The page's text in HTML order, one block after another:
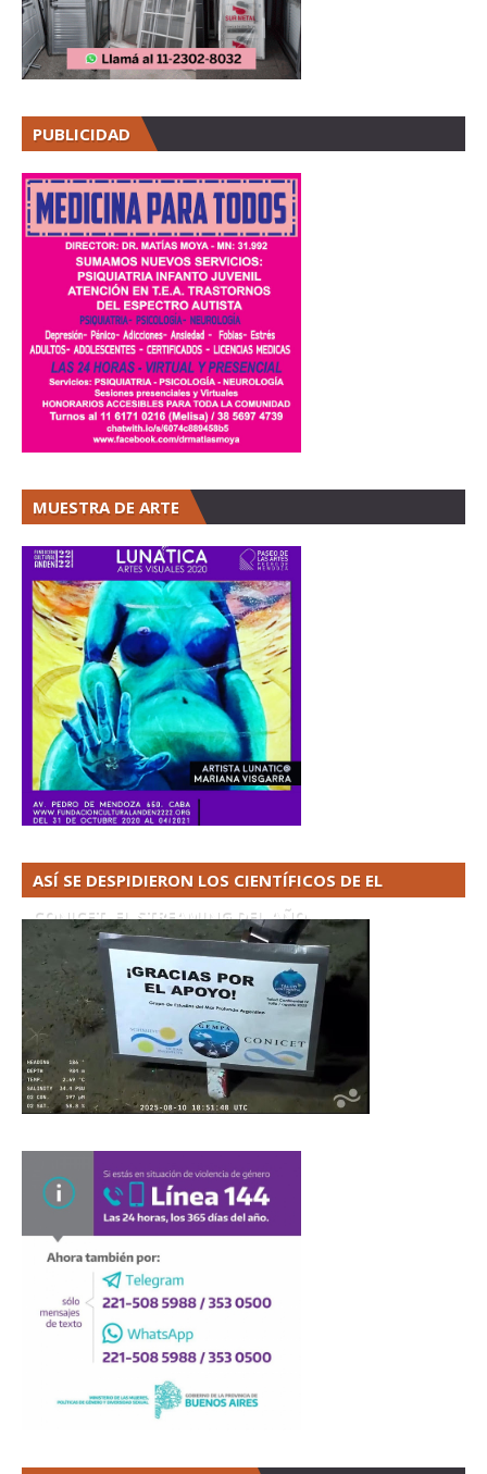
PUBLICIDAD
MUESTRA DE ARTE
ASÍ SE DESPIDIERON LOS CIENTÍFICOS DE EL
CONICET. EL STREAMING DEL AÑO